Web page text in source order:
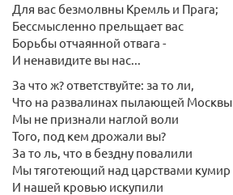
Для вас безмолвны Кремль и Прага;
Бессмысленно прельщает вас
Борьбы отчаянной отвага -
И ненавидите вы нас...
За что ж? ответствуйте: за то ли,
Что на развалинах пылающей Москвы
Мы не признали наглой воли
Того, под кем дрожали вы?
За то ль, что в бездну повалили
Мы тяготеющий над царствами кумир
И нашей кровью искупили